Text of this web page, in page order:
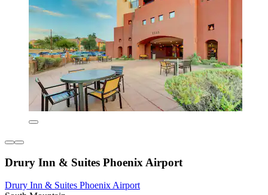
Drury Inn & Suites Phoenix Airport
Drury Inn & Suites Phoenix Airport